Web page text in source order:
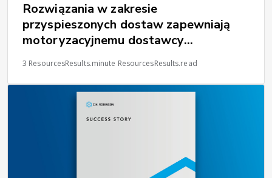
Rozwiązania w zakresie
przyspieszonych dostaw zapewniają
motoryzacyjnemu dostawcy
pierwszego poziomu większą kontrolę
3 ResourcesResults.minute ResourcesResults.read